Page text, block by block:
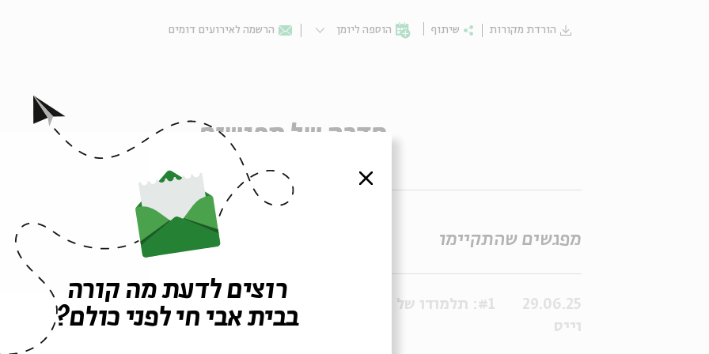
הורדת מקורות שיתוף הוספה ליומן הרשמה לאירועים דומים
סדרה של מפגשים
מפגשים שהתקיימו
29.06.25
#1: תלמודו של עגנון | שיעור 1 - עגנון כגאון טקסטואלי | פרופ' חיים
וייס
סגור
רוצים לדעת מה קורה
בבית אבי חי לפני כולם?